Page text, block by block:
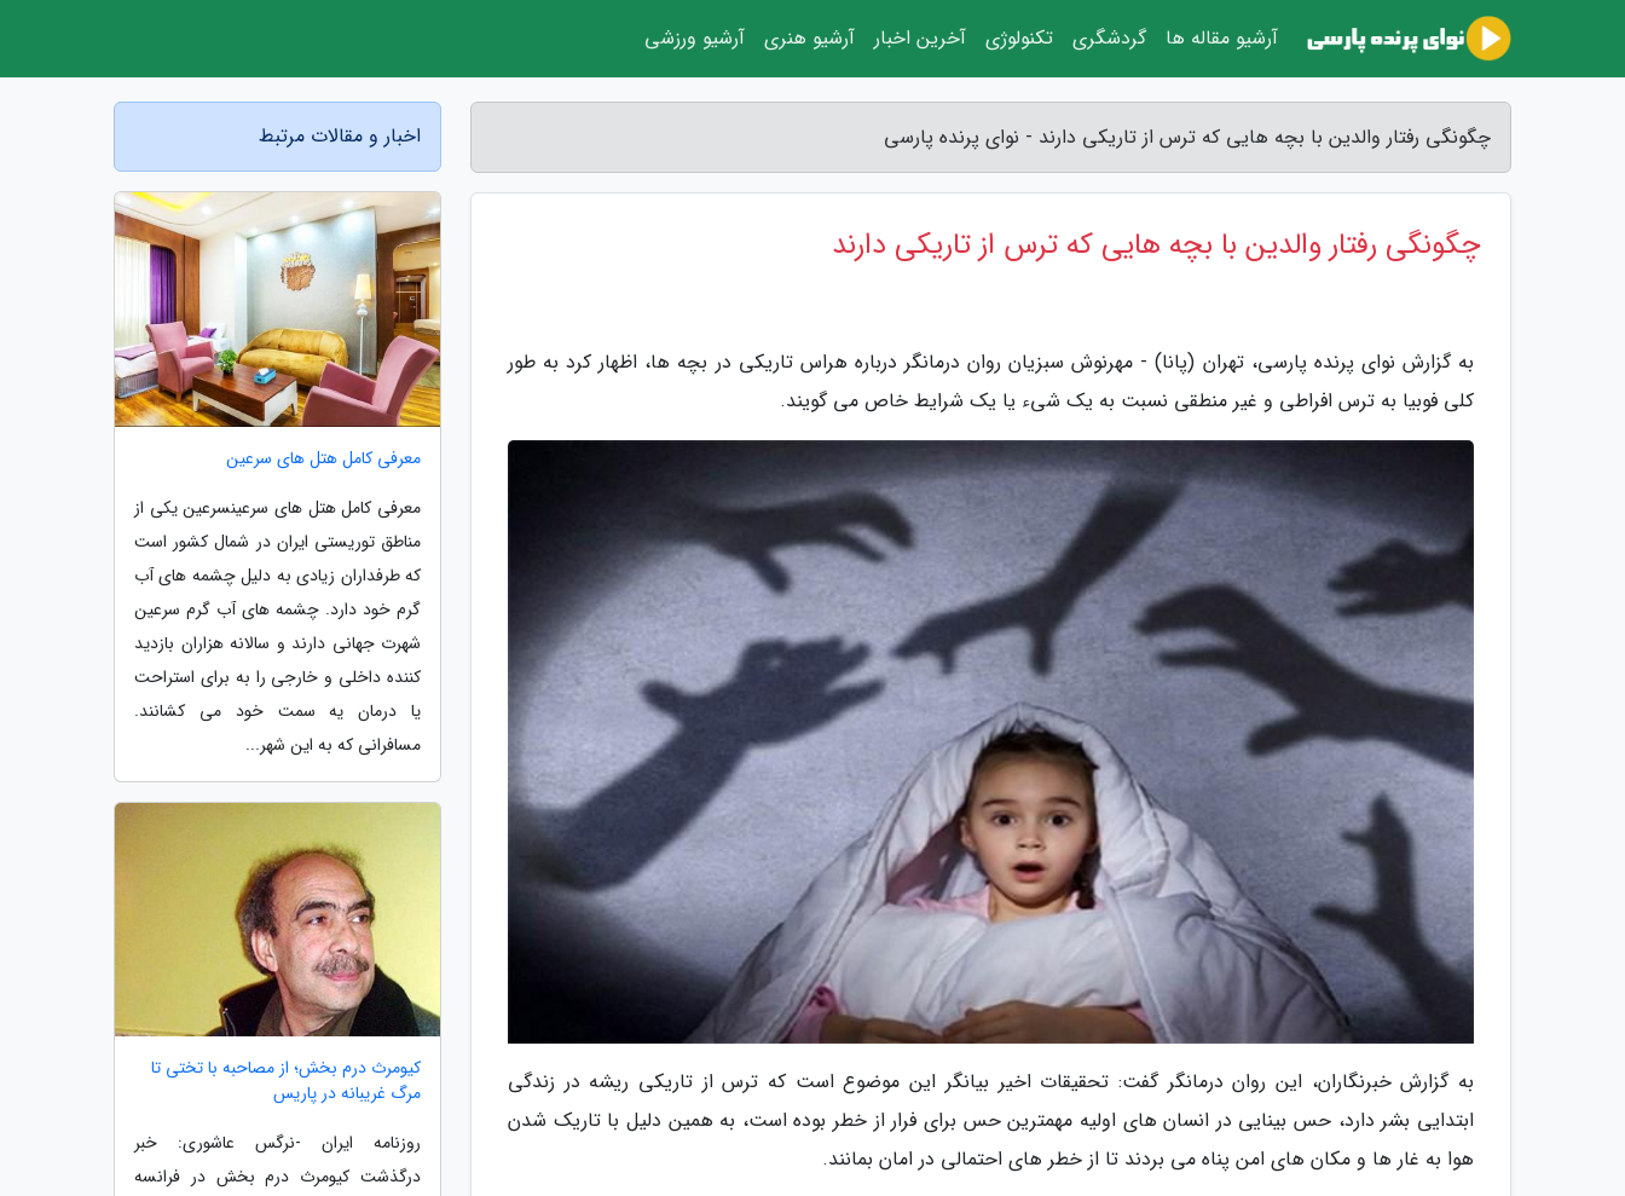
چگونگی رفتار والدین با بچه هایی که ترس از تاریکی دارند - نوای پرنده پارسی
چگونگی رفتار والدین با بچه هایی که ترس از تاریکی دارند
به گزارش نوای پرنده پارسی، تهران (پانا) - مهرنوش سبزیان روان درمانگر درباره هراس تاریکی در بچه ها، اظهار کرد به طور
کلی فوبیا به ترس افراطی و غیر منطقی نسبت به یک شیء یا یک شرایط خاص می گویند.
به گزارش خبرنگاران، این روان درمانگر گفت: تحقیقات اخیر بیانگر این موضوع است که ترس از تاریکی ریشه در زندگی
ابتدایی بشر دارد، حس بینایی در انسان های اولیه مهمترین حس برای فرار از خطر بوده است، به همین دلیل با تاریک شدن
هوا به غار ها و مکان های امن پناه می بردند تا از خطر های احتمالی در امان بمانند.
اخبار و مقالات مرتبط
معرفی کامل هتل های سرعین
معرفی کامل هتل های سرعینسرعین یکی از
مناطق توریستی ایران در شمال کشور است
که طرفداران زیادی به دلیل چشمه های آب
گرم خود دارد. چشمه های آب گرم سرعین
شهرت جهانی دارند و سالانه هزاران بازدید
کننده داخلی و خارجی را به برای استراحت
یا درمان یه سمت خود می کشانند.
مسافرانی که به این شهر...
کیومرث درم بخش؛ از مصاحبه با تختی تا
مرگ غریبانه در پاریس
روزنامه ایران -نرگس عاشوری: خبر
درگذشت کیومرث درم بخش در فرانسه
آرشیو مقاله ها گردشگری تکنولوژی آخرین اخبار آرشیو هنری آرشیو ورزشی